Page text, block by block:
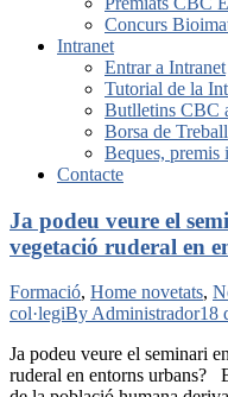
Concurs
Intranet
Entrar a Intranet
Tutorial de la
Butlletins CBC
Borsa de Treball
Beques, premis
Contacte
Ja podeu veure el
vegetació ruderal en
Formació, Home novetats,
col·legiByAdministrador18
Ja podeu veure el seminari
ruderal en entorns urbans?